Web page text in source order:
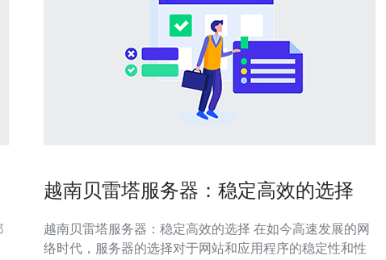
越南贝雷塔服务器：稳定高效的选择
越南贝雷塔服务器：稳定高效的选择 在如今高速发展的网
络时代，服务器的选择对于网站和应用程序的稳定性和性